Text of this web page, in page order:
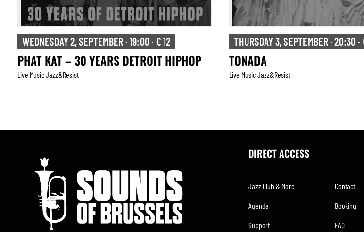
THURSDAY 3, SEPTEMBER · 20:30 · € 20
TONADA
Live Music Jazz&resist
FRIDAY 4, SEPTEMBER · 20:30 · € 12
TRIBUTE TO HERBIE HANCOCK
Live Music Jazz&resist
DIRECT ACCESS
Jazz Club & More
Agenda
Support
Contact
Booking
FAQ